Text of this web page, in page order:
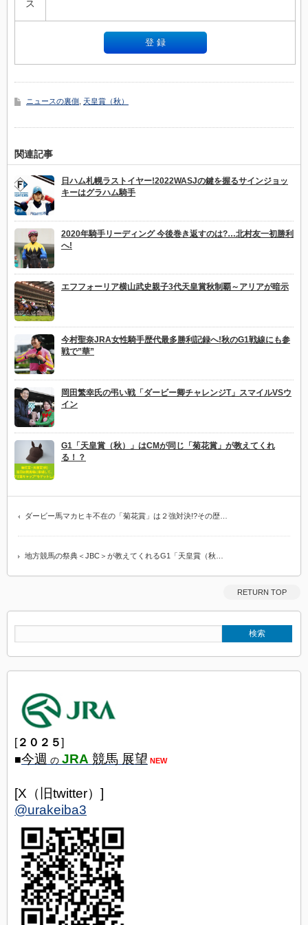
ス
ニュースの裏側 天皇賞（秋）
関連記事
日ハム札幌ラストイヤー!2022WASJの鍵を握るサインジョッ
キーはグラハム騎手
2020年騎手リーディング 今後巻き返すのは?…北村友一初勝利
へ!
エフフォーリア横山武史親子3代天皇賞秋制覇～アリアが暗示
今村聖奈JRA女性騎手歴代最多勝利記録へ!秋のG1戦線にも参
戦で”華”
岡田繁幸氏の弔い戦「ダービー卿チャレンジT」スマイルVSウ
イン
G1「天皇賞（秋）」はCMが同じ「菊花賞」が教えてくれ
る！？
ダービー馬マカヒキ不在の「菊花賞」は２強対決!?その歴…
地方競馬の祭典＜JBC＞が教えてくれるG1「天皇賞（秋…
RETURN TOP
[２０２５]
■今週 の JRA 競馬 展望 NEW
[X（旧twitter）]
@urakeiba3